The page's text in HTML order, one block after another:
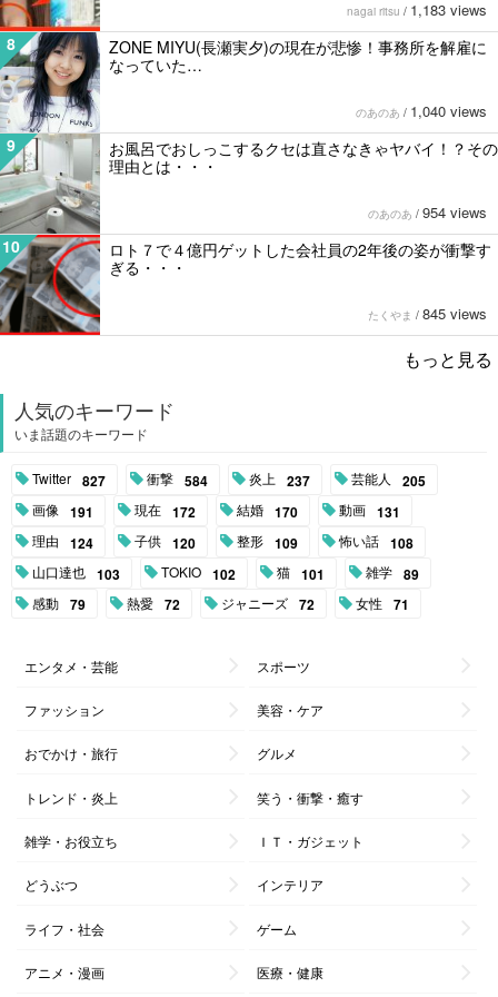
nagai ritsu / 1,183 views
8
ZONE MIYU(長瀬実夕)の現在が悲惨！事務所を解雇に
なっていた…
のあのあ / 1,040 views
9
お風呂でおしっこするクセは直さなきゃヤバイ！？その
理由とは・・・
のあのあ / 954 views
10
ロト７で４億円ゲットした会社員の2年後の姿が衝撃す
ぎる・・・
たくやま / 845 views
もっと見る
人気のキーワード
いま話題のキーワード
Twitter 827 衝撃 584 炎上 237 芸能人 205
画像 191 現在 172 結婚 170 動画 131
理由 124 子供 120 整形 109 怖い話 108
山口達也 103 TOKIO 102 猫 101 雑学 89
感動 79 熱愛 72 ジャニーズ 72 女性 71
エンタメ・芸能 スポーツ
ファッション 美容・ケア
おでかけ・旅行 グルメ
トレンド・炎上 笑う・衝撃・癒す
雑学・お役立ち ＩＴ・ガジェット
どうぶつ インテリア
ライフ・社会 ゲーム
アニメ・漫画 医療・健康